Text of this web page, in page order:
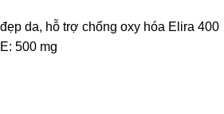
da, hỗ trợ chống oxy hóa Elira 400
500 mg